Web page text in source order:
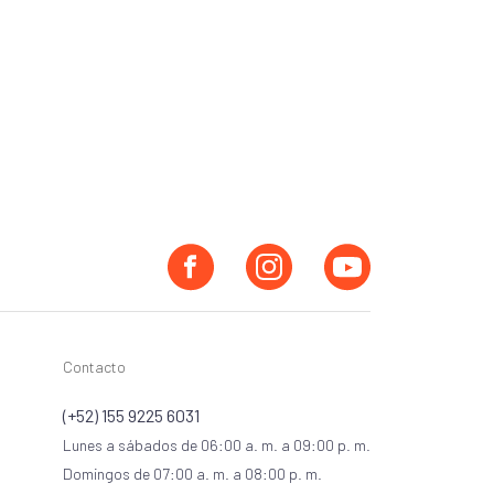
Contacto
(+52) 155 9225 6031
Lunes a sábados de 06:00 a. m. a 09:00 p. m.
Domingos de 07:00 a. m. a 08:00 p. m.